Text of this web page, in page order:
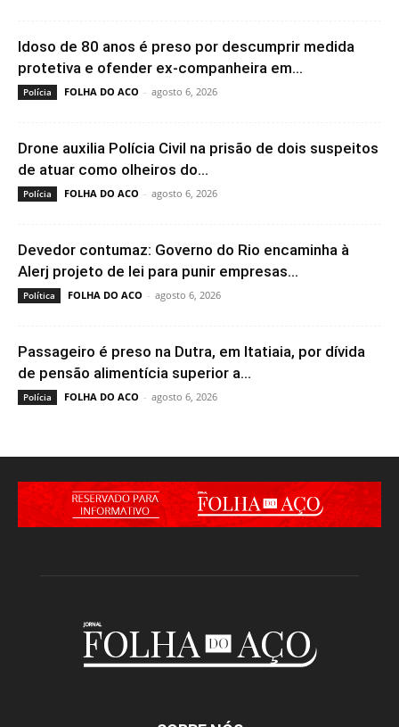
Idoso de 80 anos é preso por descumprir medida
protetiva e ofender ex-companheira em...
Polícia FOLHA DO ACO - agosto 6, 2026
Drone auxilia Polícia Civil na prisão de dois suspeitos
de atuar como olheiros do...
Polícia FOLHA DO ACO - agosto 6, 2026
Devedor contumaz: Governo do Rio encaminha à
Alerj projeto de lei para punir empresas...
Política FOLHA DO ACO - agosto 6, 2026
Passageiro é preso na Dutra, em Itatiaia, por dívida
de pensão alimentícia superior a...
Polícia FOLHA DO ACO - agosto 6, 2026